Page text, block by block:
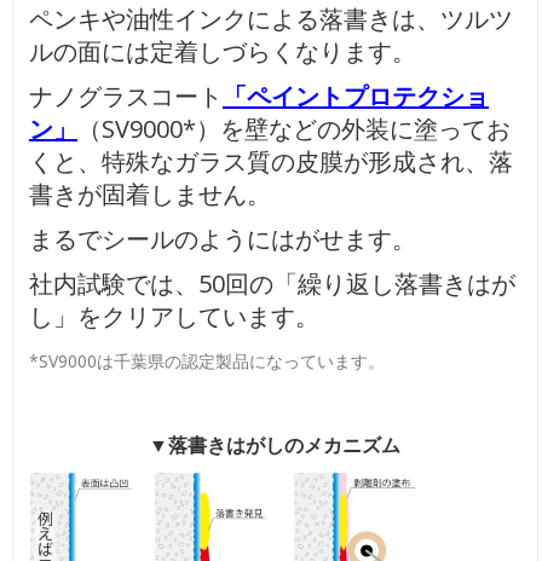
ペンキや油性インクによる落書きは、ツルツ
ルの面には定着しづらくなります。
ナノグラスコート
「ペイントプロテクショ
ン」
（SV9000*）を壁などの外装に塗ってお
くと、特殊なガラス質の皮膜が形成され、落
書きが固着しません。
まるでシールのようにはがせます。
社内試験では、50回の「繰り返し落書きはが
し」をクリアしています。
*SV9000は千葉県の認定製品になっています。
▼落書きはがしのメカニズム